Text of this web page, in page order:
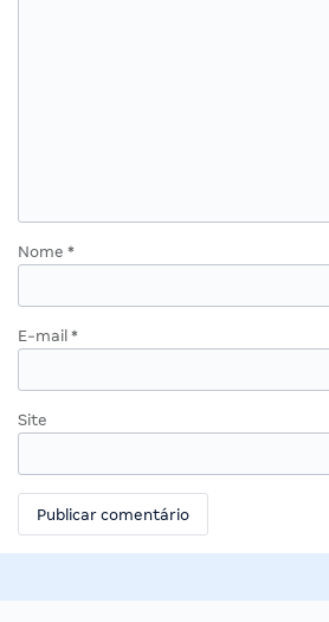
Nome *
E-mail *
Site